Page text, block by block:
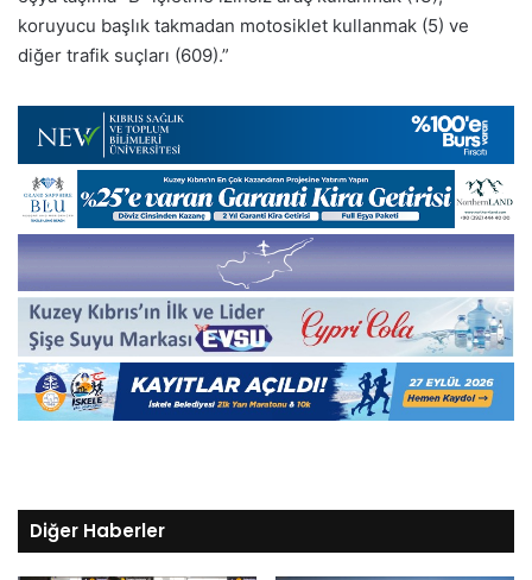
koruyucu başlık takmadan motosiklet kullanmak (5) ve
diğer trafik suçları (609).”
Diğer Haberler